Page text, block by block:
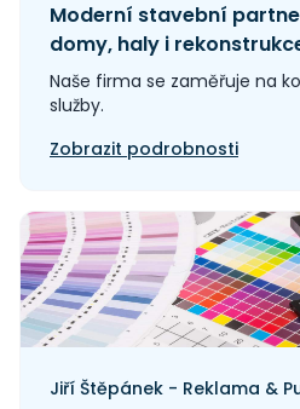
Moderní stavební
domy, haly i
Naše firma se zaměřuje na
služby.
Zobrazit podrobnosti
Jiří Štěpánek - Reklama &